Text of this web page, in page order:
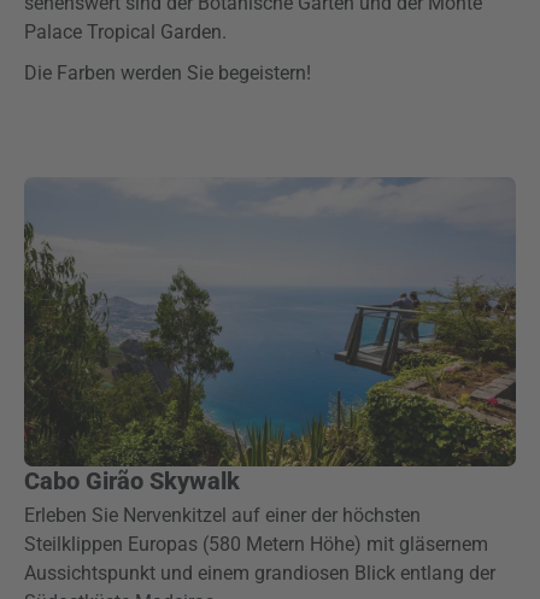
Palace Tropical Garden.
Die Farben werden Sie begeistern!
Cabo Girão Skywalk
Erleben Sie Nervenkitzel auf einer der höchsten
Steilklippen Europas (580 Metern Höhe) mit gläsernem
Aussichtspunkt und einem grandiosen Blick entlang der